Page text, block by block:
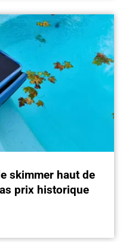
skimmer haut de
prix historique